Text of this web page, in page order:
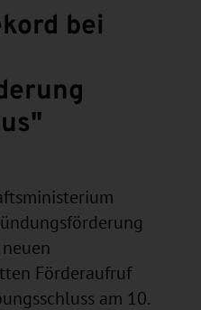
bei
Förderaufruf
am 10.